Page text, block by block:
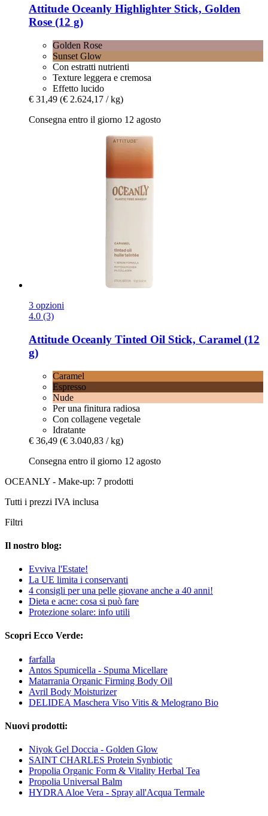
Attitude Oceanly Highlighter Stick, Golden
Rose (12 g)
Golden Rose
Sunset Glow
Con estratti nutrienti
Texture leggera e cremosa
Effetto lucido
€ 31,49 (€ 2.624,17 / kg)
Consegna entro il giorno 12 agosto
3 opzioni
4.0 (3)
Attitude Oceanly Tinted Oil Stick, Caramel (12
g)
Caramel
Espresso
Nude
Per una finitura radiosa
Con collagene vegetale
Idratante
€ 36,49 (€ 3.040,83 / kg)
Consegna entro il giorno 12 agosto
OCEANLY - Make-up: 7 prodotti
Tutti i prezzi IVA inclusa
Filtri
Il nostro blog:
Evviva l'Estate!
La UE limita i conservanti
4 consigli per una pelle giovane anche a 40 anni!
Dieta e acne: cosa si può fare
Protezione solare: info utili
Scopri Ecco Verde:
farfalla
Antos Spumicella - Spuma Micellare
Matarrania Organic Firming Body Oil
Avril Body Moisturizer
DELIDEA Maschera Viso Vitis & Melograno Bio
Nuovi prodotti:
Niyok Gel Doccia - Golden Glow
SAINT CHARLES Protein Synbiotic
Propolia Organic Form & Vitality Herbal Tea
Propolia Universal Balm
HYDRA Aloe Vera - Spray all'Acqua Termale